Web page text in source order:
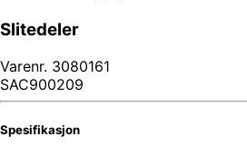
Slitedeler
Varenr. 3080161
SAC900209
Spesifikasjon